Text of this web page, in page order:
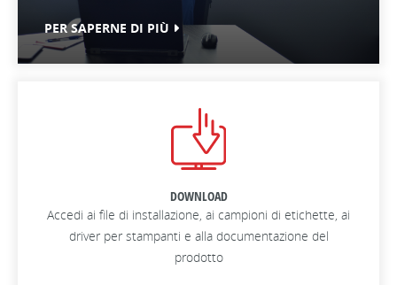
PER SAPERNE DI PIÙ
DOWNLOAD
Accedi ai file di installazione, ai campioni di etichette, ai
driver per stampanti e alla documentazione del
prodotto